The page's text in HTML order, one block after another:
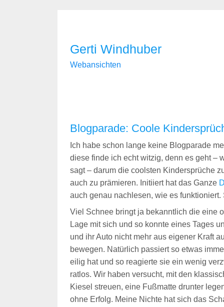
Gerti Windhuber
Webansichten
Blogparade: Coole
Ich habe schon lange keine Blogparade
diese finde ich echt witzig, denn es geht –
sagt – darum die coolsten Kindersprüche
auch zu prämieren. Initiiert hat das Ganze
auch genau nachlesen, wie es funktioniert.
Viel Schnee bringt ja bekanntlich die eine
Lage mit sich und so konnte eines Tages
und ihr Auto nicht mehr aus eigener Kraft
bewegen. Natürlich passiert so etwas
eilig hat und so reagierte sie ein wenig
ratlos. Wir haben versucht, mit den
Kiesel streuen, eine Fußmatte drunter
ohne Erfolg. Meine Nichte hat sich das